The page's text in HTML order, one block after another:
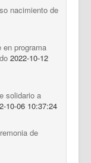
nacimiento de
en programa
2022-10-12
solidario a
10-06 10:37:24
de